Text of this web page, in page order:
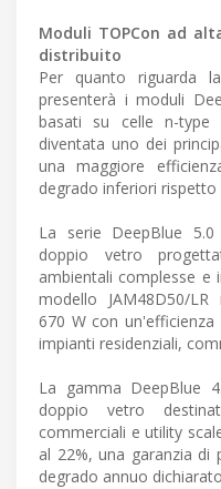
Moduli TOPCon ad
distribuito
Per quanto riguarda
presenterà i moduli
basati su celle n-type
diventata uno dei
una maggiore
degrado inferiori rispetto
La serie DeepBlue
doppio vetro
ambientali complesse e
modello JAM48D50/
670 W con
impianti residenziali,
La gamma DeepBlue
doppio vetro
commerciali e utility
al 22%, una garanzia
degrado annuo